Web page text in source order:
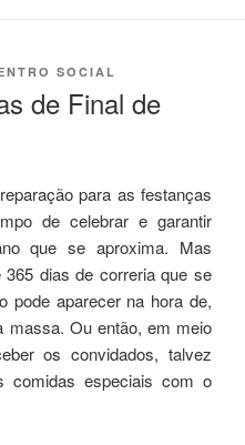
SOCIAL
de Final de
para as festanças
de celebrar e garantir
que se aproxima. Mas
dias de correria que se
pode aparecer na hora de,
massa. Ou então, em meio
os convidados, talvez
comidas especiais com o